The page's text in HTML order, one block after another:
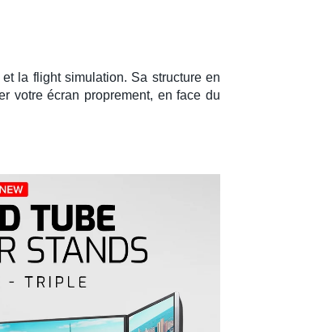
et la flight simulation. Sa structure en
votre écran proprement, en face du